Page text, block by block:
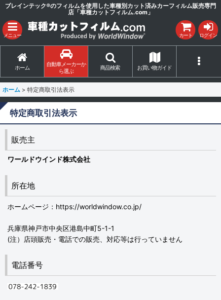
ブレインテック®のフィルムを使用した車種別カット済みカーフィルム販売専門
店「車種カットフィルム.com」
メニュー カート ログイン
ホーム
自動車メーカーか
ら選ぶ
商品検索 お買い物ガイド
ホーム > 特定商取引法表示
特定商取引法表示
販売主
ワールドウインド株式会社
所在地
ホームページ：https://worldwindow.co.jp/
兵庫県神戸市中央区港島中町5-1-1
(注）店頭販売・電話での販売、対応等は行っていません
電話番号